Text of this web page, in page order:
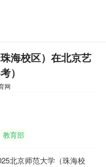
海校区）在北京艺
）
网
教育部
北京师范大学（珠海校